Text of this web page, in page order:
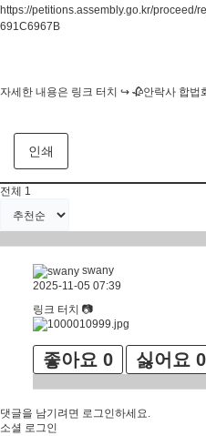
https://petitions.assembly.go.kr/proceed/
691C6967B
자세한 내용은 링크 터치 ↪️ 🥀안락사 합법
인쇄
전체 1
swany
2025-11-05 07:39
링크 터치 📷
좋아요 0 싫어요 0
댓글을 남기려면 로그인하세요.
소셜 로그인